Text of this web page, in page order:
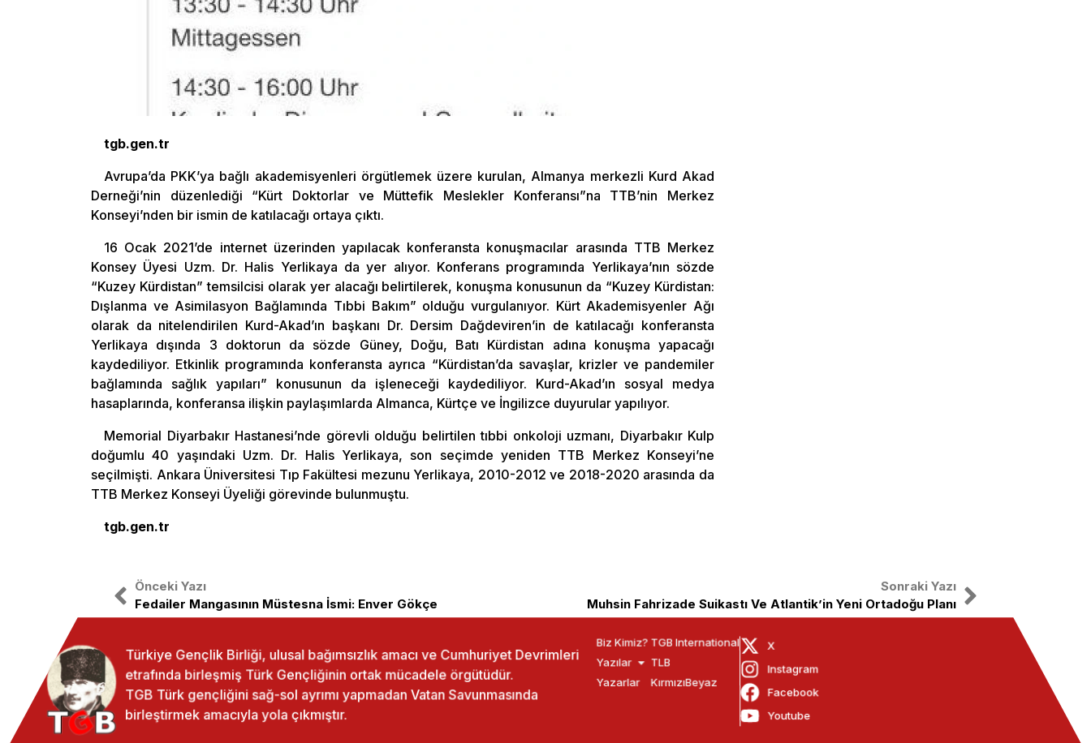
tgb.gen.tr
Avrupa’da PKK’ya bağlı akademisyenleri örgütlemek üzere kurulan, Almanya merkezli Kurd Akad
Derneği’nin düzenlediği “Kürt Doktorlar ve Müttefik Meslekler Konferansı”na TTB’nin Merkez
Konseyi’nden bir ismin de katılacağı ortaya çıktı.
16 Ocak 2021’de internet üzerinden yapılacak konferansta konuşmacılar arasında TTB Merkez
Konsey Üyesi Uzm. Dr. Halis Yerlikaya da yer alıyor. Konferans programında Yerlikaya’nın sözde
“Kuzey Kürdistan” temsilcisi olarak yer alacağı belirtilerek, konuşma konusunun da “Kuzey Kürdistan:
Dışlanma ve Asimilasyon Bağlamında Tıbbi Bakım” olduğu vurgulanıyor. Kürt Akademisyenler Ağı
olarak da nitelendirilen Kurd-Akad’ın başkanı Dr. Dersim Dağdeviren’in de katılacağı konferansta
Yerlikaya dışında 3 doktorun da sözde Güney, Doğu, Batı Kürdistan adına konuşma yapacağı
kaydediliyor. Etkinlik programında konferansta ayrıca “Kürdistan’da savaşlar, krizler ve pandemiler
bağlamında sağlık yapıları” konusunun da işleneceği kaydediliyor. Kurd-Akad’ın sosyal medya
hasaplarında, konferansa ilişkin paylaşımlarda Almanca, Kürtçe ve İngilizce duyurular yapılıyor.
Memorial Diyarbakır Hastanesi’nde görevli olduğu belirtilen tıbbi onkoloji uzmanı, Diyarbakır Kulp
doğumlu 40 yaşındaki Uzm. Dr. Halis Yerlikaya, son seçimde yeniden TTB Merkez Konseyi’ne
seçilmişti. Ankara Üniversitesi Tıp Fakültesi mezunu Yerlikaya, 2010-2012 ve 2018-2020 arasında da
TTB Merkez Konseyi Üyeliği görevinde bulunmuştu.
tgb.gen.tr
Önceki Yazı
Fedailer Mangasının Müstesna İsmi: Enver Gökçe
Sonraki Yazı
Muhsin Fahrizade Suikastı Ve Atlantik’in Yeni Ortadoğu Planı
Türkiye Gençlik Birliği, ulusal bağımsızlık amacı ve Cumhuriyet Devrimleri
etrafında birleşmiş Türk Gençliğinin ortak mücadele örgütüdür.
TGB Türk gençliğini sağ-sol ayrımı yapmadan Vatan Savunmasında
birleştirmek amacıyla yola çıkmıştır.
Biz Kimiz?
Yazılar
Yazarlar
TGB International
TLB
KırmızıBeyaz
X
Instagram
Facebook
Youtube